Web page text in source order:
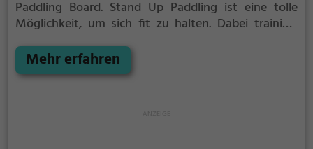
Paddling Board. Stand Up Paddling ist eine tolle
Möglichkeit, um sich fit zu halten. Dabei trainiert
weiteren Verlauf geht das Training auch deutlich auf
Kraft und Ausdauer. Aber das tolle daran? Es liegt
Mehr erfahren